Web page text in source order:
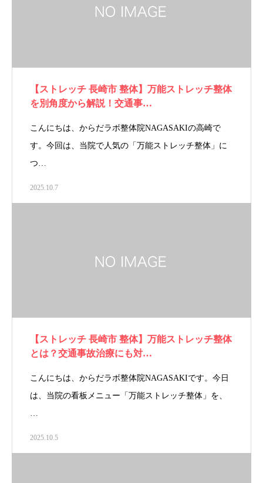
【ストレッチ 長崎市 整体】万能ストレッチ整体
を別角度から解説！交通事…
こんにちは、からだラボ整体院NAGASAKIの高崎で
す。今回は、当院で人気の「万能ストレッチ整体」に
つ…
2025.10.7
【ストレッチ 長崎市 整体】万能ストレッチ整体
とは？交通事故治療にも対…
こんにちは、からだラボ整体院NAGASAKIです。今日
は、当院の看板メニュー「万能ストレッチ整体」を、
…
2025.10.5